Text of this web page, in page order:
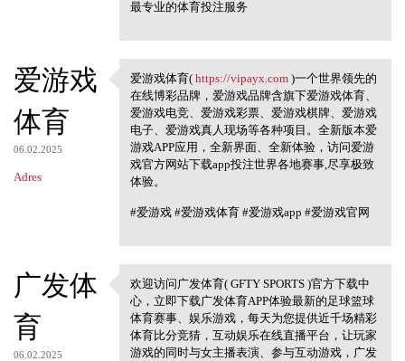
最专业的体育投注服务
爱游戏
体育
06.02.2025
Adres
爱游戏体育( https://vipayx.com
爱游戏体育( https://vipayx.com)一个世界领先的
在线博彩品牌，爱游戏品牌含旗下爱游戏体育、
爱游戏电竞、爱游戏彩票、爱游戏棋牌、爱游戏
电子、爱游戏真人现场等各种项目。全新版本爱
游戏APP应用，全新界面、全新体验，访问爱游
戏官方网站下载app投注世界各地赛事,尽享极致
体验。
#爱游戏 #爱游戏体育 #爱游戏app #爱游戏官网
广发体
育
06.02.2025
欢迎访问广发体育( GFTY SPORTS )
官方下载中心
欢迎访问广发体育( GFTY SPORTS )官方下载中
心，立即下载广发体育APP体验最新的足球篮球
体育赛事、娱乐游戏，每天为您提供近千场精彩
体育比分竞猜，互动娱乐在线直播平台，让玩家
游戏的同时与女主播表演、参与互动游戏，广发